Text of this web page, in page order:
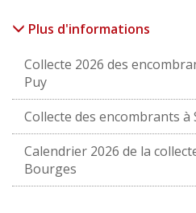
Plus d'informations
Collecte 2026 des
Puy
Collecte des encombrants
Calendrier 2026 de la
Bourges